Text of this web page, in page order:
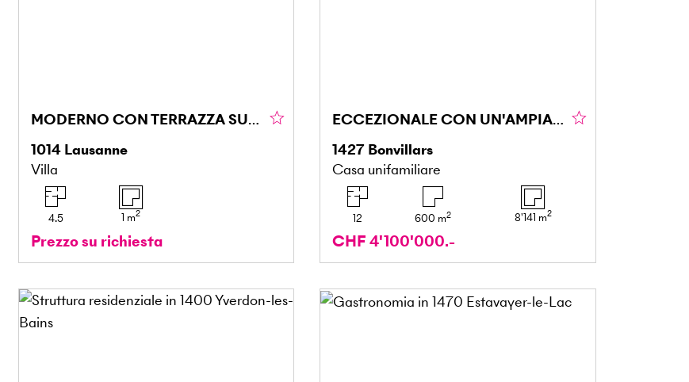
MODERNO CON TERRAZZA SUL TETTO - VISTA LAGO
1014 Lausanne
Villa
4.5 1 m2
Prezzo su richiesta
ECCEZIONALE CON UN'AMPIA DISPONIBILITÀ DI TEMPO
1427 Bonvillars
Casa unifamiliare
12 600 m2 8'141 m2
CHF 4'100'000.-